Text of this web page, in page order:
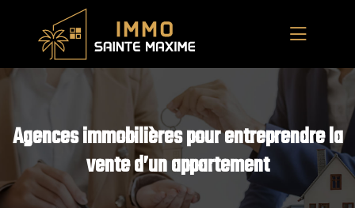
Agences immobilières pour entreprendre la
vente d’un appartement